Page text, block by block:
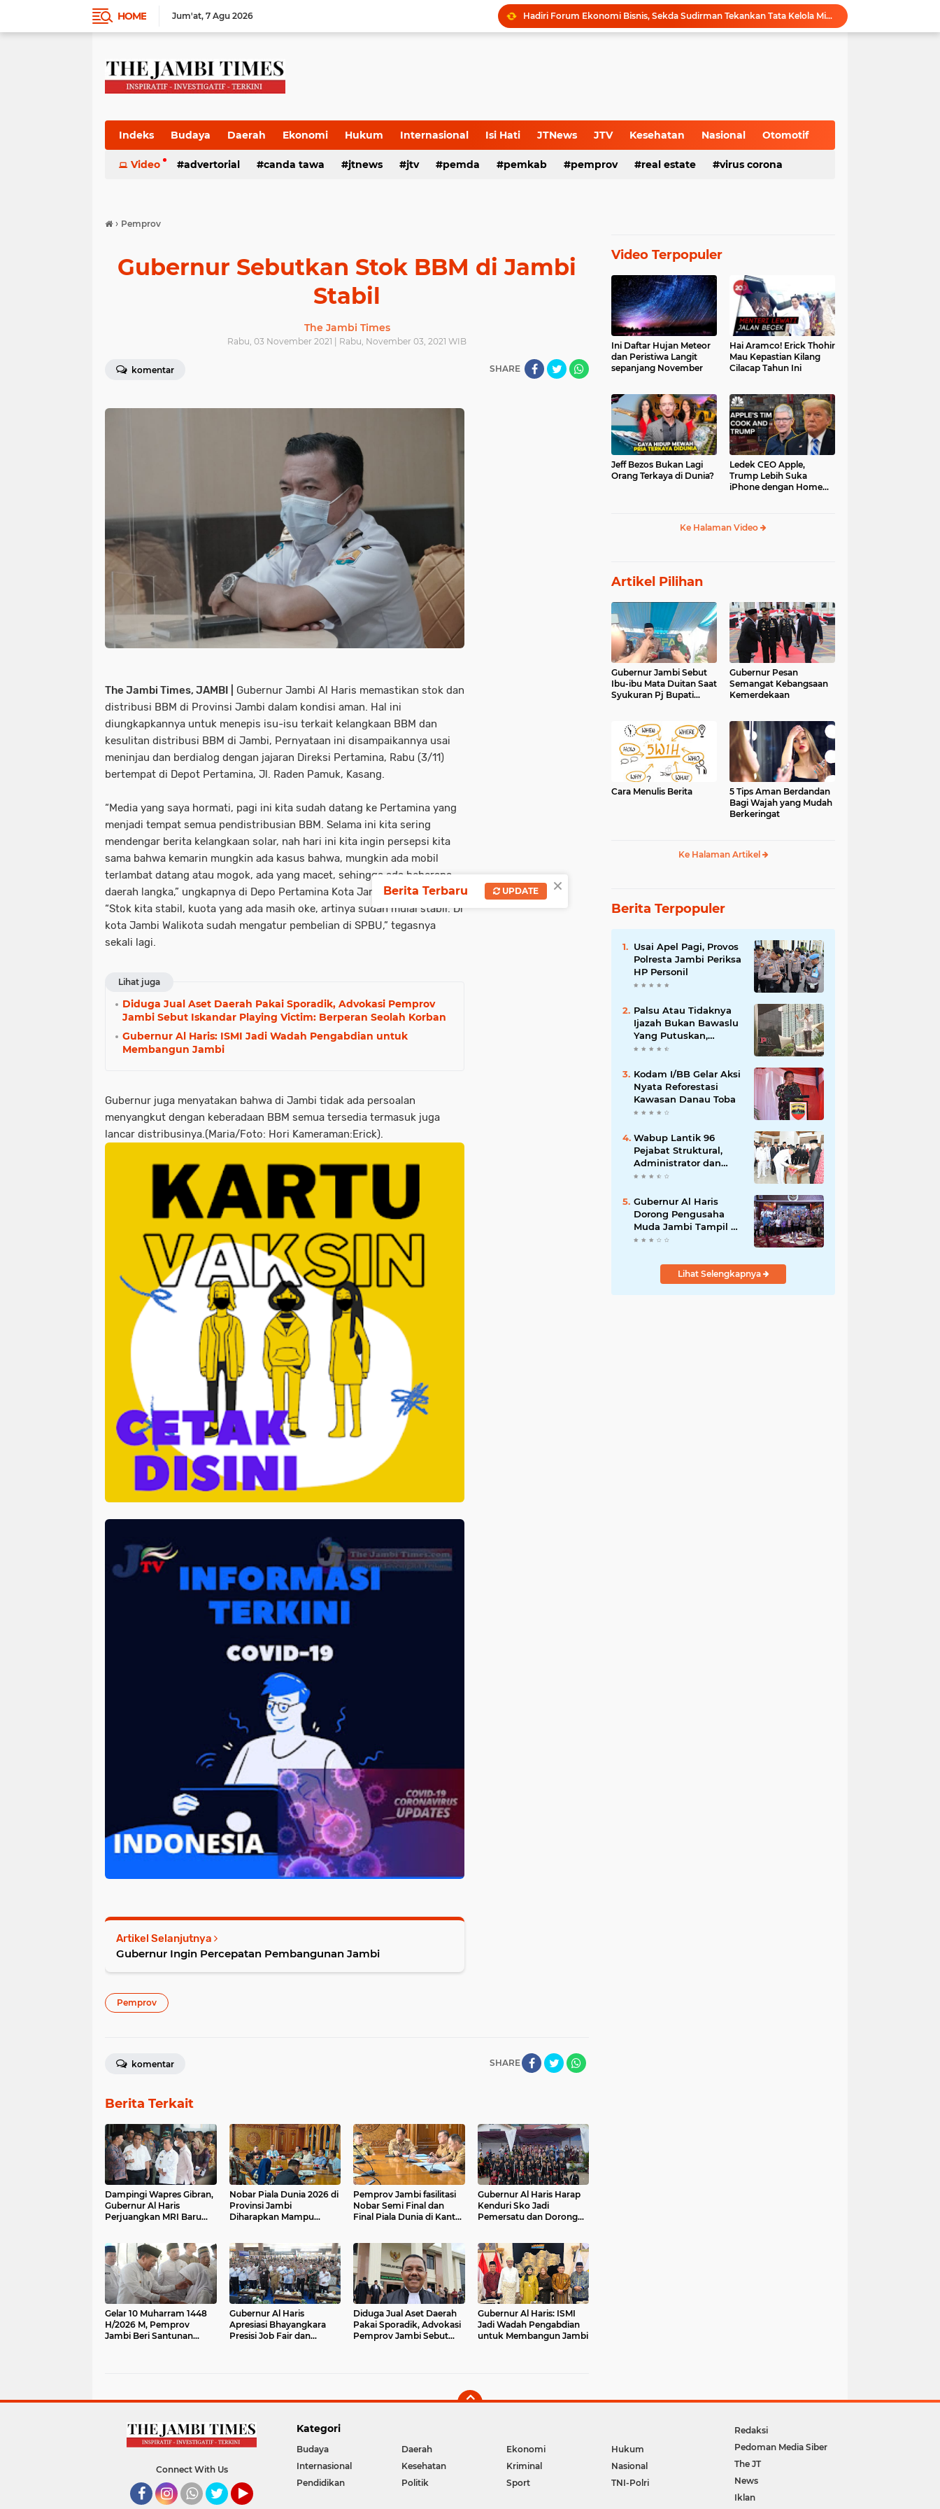
HOME Jum'at 7 Agu 2026 Hadiri Forum Ekonomi Bisnis, Sekda Sudirman Tekankan Tata Kelola Migas dengan Memperhatikan Aspek Lingkungan
Gubernur Al Haris Buka PKKMB Poltekkes Kemenkes Jambi, Tekankan Peran Strategis Tenaga Kesehatan dan Promosi Kesehatan
Pemprov Jambi fasilitasi Nobar Semi Final dan Final Piala Dunia di Kantor dan Rumah Dinas Gubernur
Indeks Budaya Daerah Ekonomi Hukum Internasional Isi Hati JTNews JTV Kesehatan Nasional Otomotif
Pemkab Pemprov Politik Press Release Sport TNI POLRI TNI-Polri
Video advertorial canda tawa jtnews jtv pemda pemkab pemprov real estate virus corona
› Pemprov
Gubernur Sebutkan Stok BBM di Jambi
Stabil
The Jambi Times
Rabu, 03 November 2021 | Rabu, November 03, 2021 WIB
komentar SHARE
The Jambi Times, JAMBI |
Gubernur Jambi Al Haris memastikan stok dan
distribusi BBM di Provinsi Jambi dalam kondisi aman. Hal ini
diungkapkannya untuk menepis isu-isu terkait kelangkaan BBM dan
kesulitan distribusi BBM di Jambi, Pernyataan ini disampaikannya usai
meninjau dan berdialog dengan jajaran Direksi Pertamina, Rabu (3/11)
bertempat di Depot Pertamina, Jl. Raden Pamuk, Kasang.
“Media yang saya hormati, pagi ini kita sudah datang ke Pertamina yang
menjadi tempat semua pendistribusian BBM. Selama ini kita sering
mendengar berita kelangkaan solar, nah hari ini kita ingin persepsi kita
sama bahwa kemarin mungkin ada kasus bahwa, mungkin ada mobil
terlambat datang atau mogok, ada yang macet, sehingga ada beberapa
daerah langka,” ungkapnya di Depo Pertamina Kota Jambi.
“Stok kita stabil, kuota yang ada masih oke, artinya sudah mulai stabil. Di
kota Jambi Walikota sudah mengatur pembelian di SPBU,” tegasnya
sekali lagi.
Lihat juga
Diduga Jual Aset Daerah Pakai Sporadik, Advokasi Pemprov
Jambi Sebut Iskandar Playing Victim: Berperan Seolah Korban
Gubernur Al Haris: ISMI Jadi Wadah Pengabdian untuk
Membangun Jambi
Gubernur juga menyatakan bahwa di Jambi tidak ada persoalan
menyangkut dengan keberadaan BBM semua tersedia termasuk juga
lancar distribusinya.(Maria/Foto: Hori Kameraman:Erick).
Artikel Selanjutnya
Gubernur Ingin Percepatan Pembangunan Jambi
Pemprov
SHARE
komentar
Berita Terkait
Dampingi Wapres Gibran,
Gubernur Al Haris
Perjuangkan MRI Baru
Raden Mattaher
Nobar Piala Dunia 2026 di
Provinsi Jambi
Diharapkan Mampu
Pemprov Jambi fasilitasi
Nobar Semi Final dan
Final Piala Dunia di Kantor
Gubernur Al Haris Harap
Kenduri Sko Jadi
Pemersatu dan Dorong
Gelar 10 Muharram 1448
H/2026 M, Pemprov
Jambi Beri Santunan
Gubernur Al Haris
Apresiasi Bhayangkara
Presisi Job Fair dan
Diduga Jual Aset Daerah
Pakai Sporadik, Advokasi
Pemprov Jambi Sebut
Gubernur Al Haris: ISMI
Jadi Wadah Pengabdian
untuk Membangun Jambi
Video Terpopuler
Ini Daftar Hujan Meteor
dan Peristiwa Langit
sepanjang November
Hai Aramco! Erick Thohir
Mau Kepastian Kilang
Cilacap Tahun Ini
Jeff Bezos Bukan Lagi
Orang Terkaya di Dunia?
Ledek CEO Apple,
Trump Lebih Suka
iPhone dengan Home
Ke Halaman Video
Artikel Pilihan
Gubernur Jambi Sebut
Ibu-ibu Mata Duitan Saat
Syukuran Pj Bupati
Gubernur Pesan
Semangat Kebangsaan
Kemerdekaan
Cara Menulis Berita
5 Tips Aman Berdandan
Bagi Wajah yang Mudah
Berkeringat
Ke Halaman Artikel
Berita Terpopuler
Usai Apel Pagi, Provos
Polresta Jambi Periksa
HP Personil
Palsu Atau Tidaknya
Ijazah Bukan Bawaslu
Yang Putuskan,
Tunggu Proses Hukum
Kodam I/BB Gelar Aksi
Nyata Reforestasi
Kawasan Danau Toba
Wabup Lantik 96
Pejabat Struktural,
Administrator dan
Pengawas di Lingkup
Gubernur Al Haris
Dorong Pengusaha
Muda Jambi Tampil di
Tingkat Nasional pada
Lihat Selengkapnya
Connect With Us
Kategori
Budaya Daerah Ekonomi
Hukum
Internasional
Kesehatan Kriminal
Nasional
Pendidikan
Politik Sport TNI-Polri
Redaksi
Pedoman Media Siber
The JT
News
Iklan
×
Berita Terbaru UPDATE